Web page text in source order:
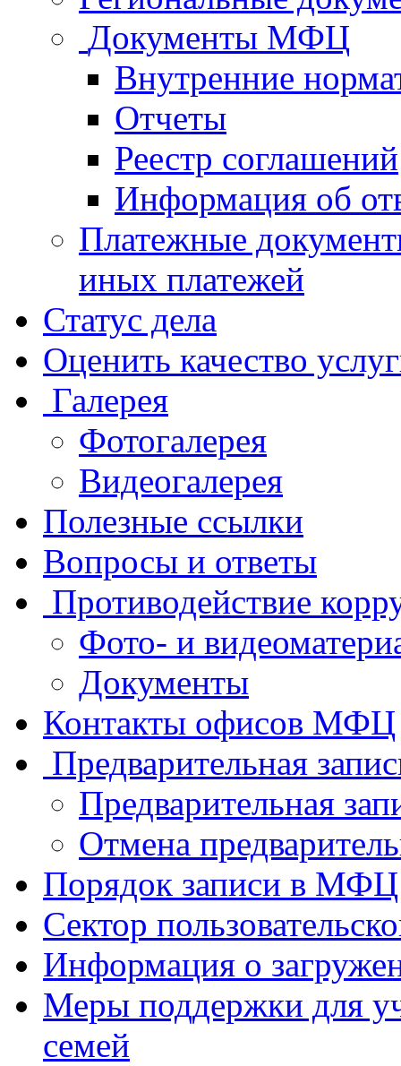
Документы МФЦ
Внутренние
Отчеты
Реестр соглашений
Информация об
Платежные
иных платежей
Статус дела
Оценить качество
Галерея
Фотогалерея
Видеогалерея
Полезные ссылки
Вопросы и ответы
Противодействие
Фото- и
Документы
Контакты офисов МФЦ
Предварительная
Предварительная
Отмена
Порядок записи в МФЦ
Сектор
Информация о
Меры поддержки для
семей